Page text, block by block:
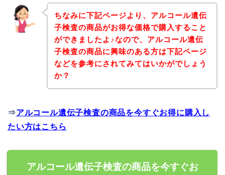
ちなみに下記ページより、アルコール遺伝
子検査の商品がお得な価格で購入すること
ができましたよ♪なので、アルコール遺伝
子検査の商品に興味のある方は下記ページ
などを参考にされてみてはいかがでしょう
か？
⇒アルコール遺伝子検査の商品を今すぐお得に購入し
たい方はこちら
アルコール遺伝子検査の商品を今すぐお